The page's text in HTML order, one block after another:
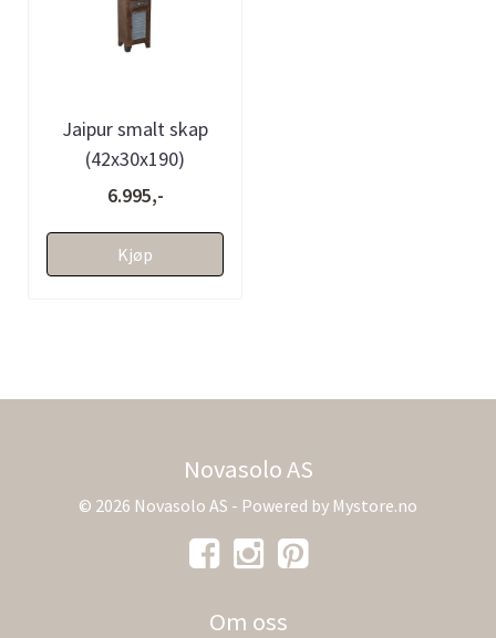
Jaipur smalt skap
(42x30x190)
6.995,-
Kjøp
Novasolo AS
© 2026 Novasolo AS - Powered by Mystore.no
Om oss